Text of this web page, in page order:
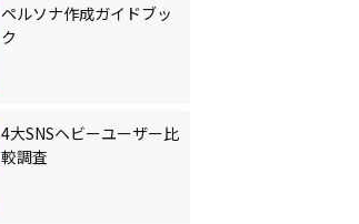
ペルソナ作成ガイドブッ
ク
4大SNSヘビーユーザー比
較調査